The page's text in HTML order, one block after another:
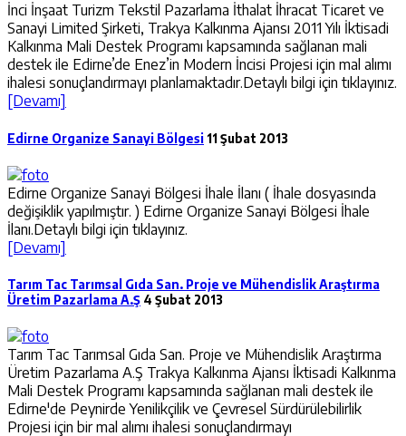
İnci İnşaat Turizm Tekstil Pazarlama İthalat İhracat Ticaret ve
Sanayi Limited Şirketi, Trakya Kalkınma Ajansı 2011 Yılı İktisadi
Kalkınma Mali Destek Programı kapsamında sağlanan mali
destek ile Edirne’de Enez’in Modern İncisi Projesi için mal alımı
ihalesi sonuçlandırmayı planlamaktadır.Detaylı bilgi için tıklayınız.
[Devamı]
Edirne Organize Sanayi Bölgesi 11 Şubat 2013
Edirne Organize Sanayi Bölgesi İhale İlanı ( İhale dosyasında
değişiklik yapılmıştır. ) Edirne Organize Sanayi Bölgesi İhale
İlanı.Detaylı bilgi için tıklayınız.
[Devamı]
Tarım Tac Tarımsal Gıda San. Proje ve Mühendislik Araştırma
Üretim Pazarlama A.Ş 4 Şubat 2013
Tarım Tac Tarımsal Gıda San. Proje ve Mühendislik Araştırma
Üretim Pazarlama A.Ş Trakya Kalkınma Ajansı İktisadi Kalkınma
Mali Destek Programı kapsamında sağlanan mali destek ile
Edirne'de Peynirde Yenilikçilik ve Çevresel Sürdürülebilirlik
Projesi için bir mal alımı ihalesi sonuçlandırmayı